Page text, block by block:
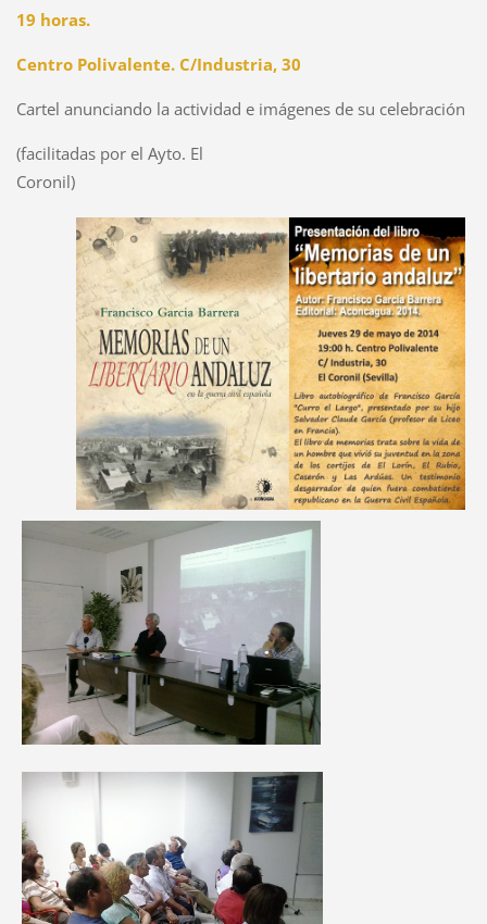
19 horas.
Centro Polivalente. C/Industria, 30
Cartel anunciando la actividad e imágenes de su celebración
(facilitadas por el Ayto. El
Coronil)